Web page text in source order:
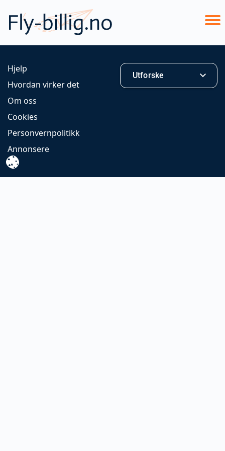
Hjelp
Hvordan virker det
Om oss
Cookies
Personvernpolitikk
Annonsere
Utforske